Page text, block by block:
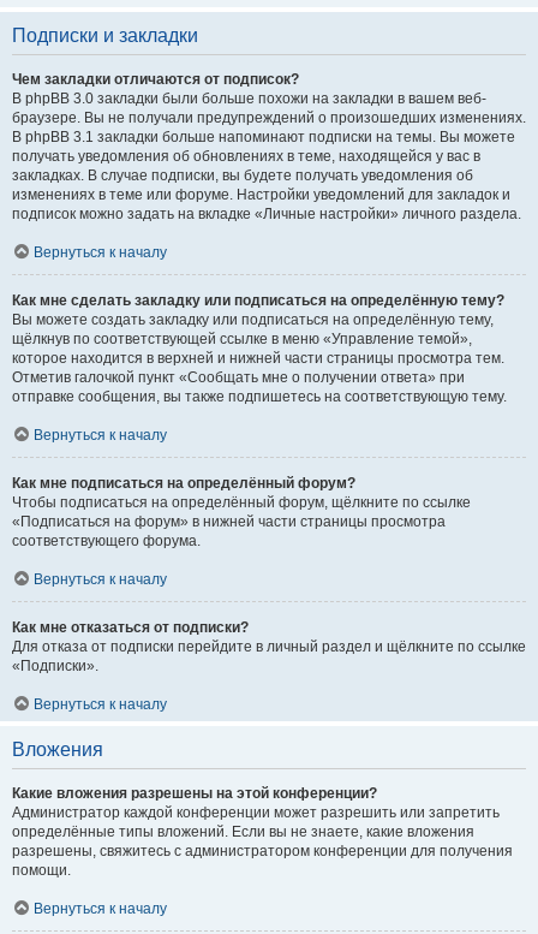
Подписки и закладки
Чем закладки отличаются от подписок?
В phpBB 3.0 закладки были больше похожи на закладки в вашем веб-
браузере. Вы не получали предупреждений о произошедших изменениях.
В phpBB 3.1 закладки больше напоминают подписки на темы. Вы можете
получать уведомления об обновлениях в теме, находящейся у вас в
закладках. В случае подписки, вы будете получать уведомления об
изменениях в теме или форуме. Настройки уведомлений для закладок и
подписок можно задать на вкладке «Личные настройки» личного раздела.
Вернуться к началу
Как мне сделать закладку или подписаться на определённую тему?
Вы можете создать закладку или подписаться на определённую тему,
щёлкнув по соответствующей ссылке в меню «Управление темой»,
которое находится в верхней и нижней части страницы просмотра тем.
Отметив галочкой пункт «Сообщать мне о получении ответа» при
отправке сообщения, вы также подпишетесь на соответствующую тему.
Вернуться к началу
Как мне подписаться на определённый форум?
Чтобы подписаться на определённый форум, щёлкните по ссылке
«Подписаться на форум» в нижней части страницы просмотра
соответствующего форума.
Вернуться к началу
Как мне отказаться от подписки?
Для отказа от подписки перейдите в личный раздел и щёлкните по ссылке
«Подписки».
Вернуться к началу
Вложения
Какие вложения разрешены на этой конференции?
Администратор каждой конференции может разрешить или запретить
определённые типы вложений. Если вы не знаете, какие вложения
разрешены, свяжитесь с администратором конференции для получения
помощи.
Вернуться к началу